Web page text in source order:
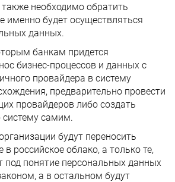
также необходимо обратить
именно будет осуществляться
данных.
банкам придется
бизнес-процессов и данных с
провайдера в систему
предварительно провести
провайдеров либо создать
самим.
будут переносить
российское облако, а только те,
под понятие персональных данных
а в остальном будут